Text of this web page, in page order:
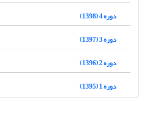
دوره 4 (1398)
دوره 3 (1397)
دوره 2 (1396)
دوره 1 (1395)